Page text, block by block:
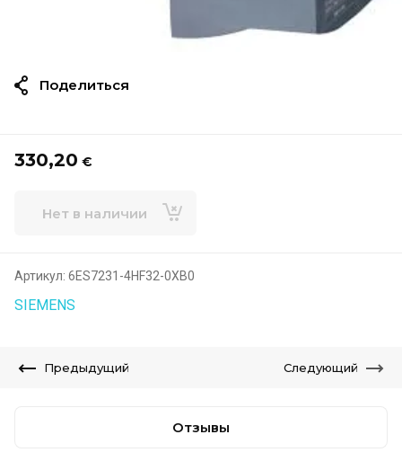
330,20 €
Нет в наличии
Артикул: 6ES7231-4HF32-0XB0
SIEMENS
Поделиться
Предыдущий Следующий
Отзывы